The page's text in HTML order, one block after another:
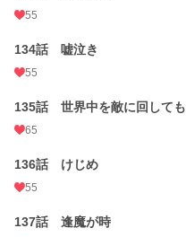
55
134話 嘘泣き
55
135話 世界中を敵に回しても
65
136話 けじめ
55
137話 逢魔が時